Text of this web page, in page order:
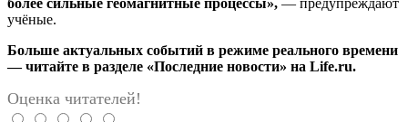
учёные.
Больше актуальных событий в режиме реального времени
— читайте в разделе «Последние новости» на Life.ru.
Оценка читателей!